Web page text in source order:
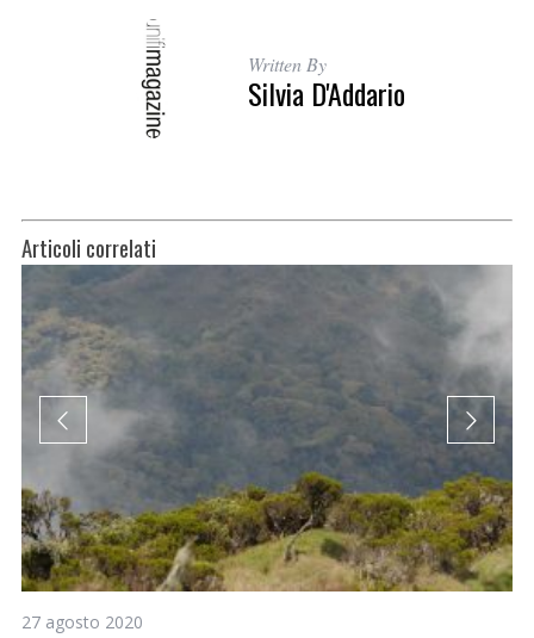
Written By
Silvia D'Addario
Articoli correlati
27 agosto 2020